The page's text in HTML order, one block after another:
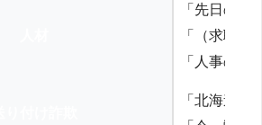
「先日の
「（求職
「人事の方
「北海道